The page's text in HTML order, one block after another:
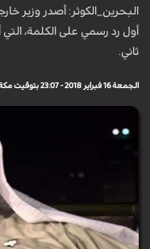
البحرين_الكوثر: أصدر وزير
أول رد رسمي على الكلمة،
ثاني.
الجمعة 16 فبراير 2018 - 23:07 بتوقيت مكة